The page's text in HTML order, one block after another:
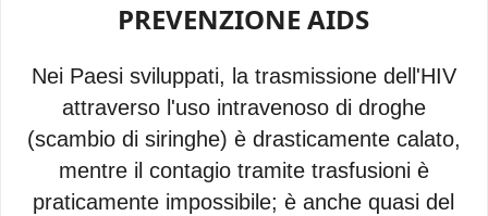
PREVENZIONE AIDS
Nei Paesi sviluppati, la trasmissione dell'HIV
attraverso l'uso intravenoso di droghe
(scambio di siringhe) è drasticamente calato,
mentre il contagio tramite trasfusioni è
praticamente impossibile; è anche quasi del